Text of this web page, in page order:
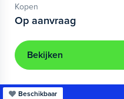
Kopen
Op aanvraag
Bekijken
Beschikbaar